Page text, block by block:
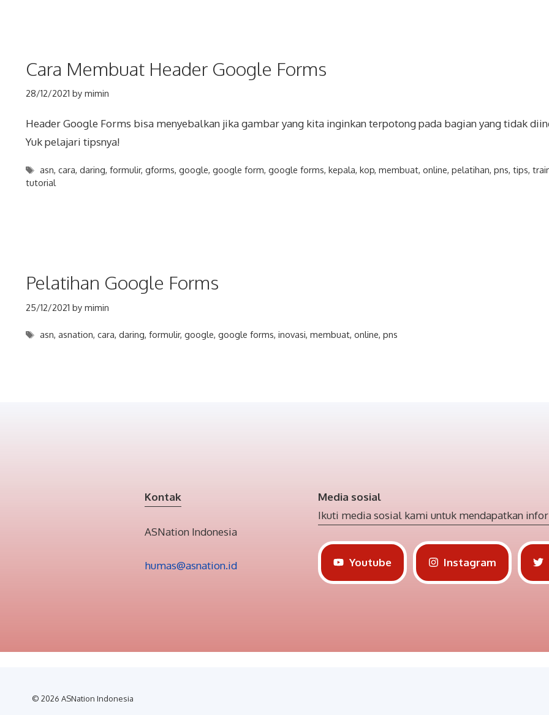
Cara Membuat Header Google Forms
28/12/2021 by mimin
Header Google Forms bisa menyebalkan jika gambar yang kita inginkan terpotong pada bagian yang tidak
Yuk pelajari tipsnya!
Tags
asn,cara,daring,formulir,gforms,google,google form,google forms,kepala,kop,membuat,online,pelatihan,pns,tips,
tutorial
Pelatihan Google Forms
25/12/2021 by mimin
Tags
asn,asnation,cara,daring,formulir,google,google forms,inovasi,membuat,online,pns
Kontak
ASNation Indonesia
humas@asnation.id
Media sosial
Ikuti media sosial kami untuk mendapatkan
Youtube Instagram
© 2026 ASNation Indonesia